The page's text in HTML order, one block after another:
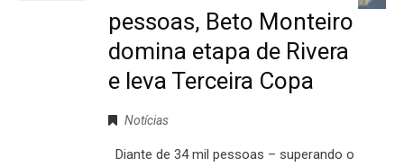
pessoas, Beto Monteiro
domina etapa de Rivera
e leva Terceira Copa
Notícias
Diante de 34 mil pessoas – superando o